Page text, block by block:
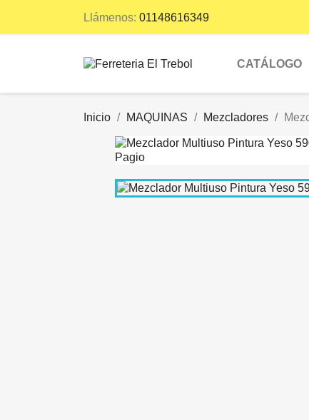
Llámenos: 01148616349
CATÁLOGO
Inicio MAQUINAS Mezcladores